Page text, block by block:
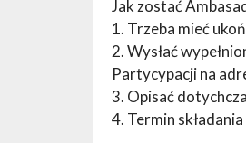
Jak zostać
1. Trzeba mieć
2. Wysłać
Partycypacji na
3. Opisać
4. Termin